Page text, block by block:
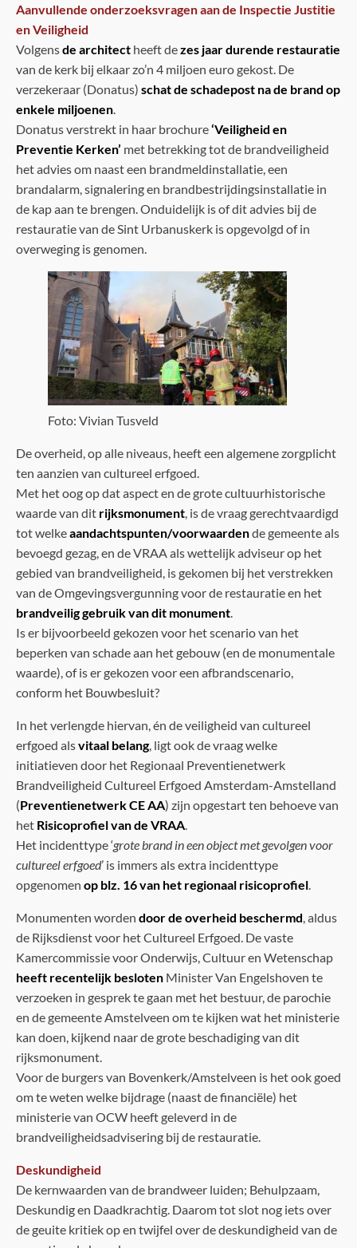
Aanvullende onderzoeksvragen aan de Inspectie Justitie
en Veiligheid
Volgensde architect heeft dezes jaar durende restauratie
van de kerk bij elkaar zo’n 4 miljoen euro gekost. De
verzekeraar (Donatus) schat de schadepost na de brand op
enkele miljoenen.
Donatus verstrekt in haar brochure‘Veiligheid en
Preventie Kerken’ met betrekking tot de brandveiligheid
het advies om naast een brandmeldinstallatie, een
brandalarm, signalering en brandbestrijdingsinstallatie in
de kap aan te brengen. Onduidelijk is of dit advies bij de
restauratie van de Sint Urbanuskerk is opgevolgd of in
overweging is genomen.
Foto: Vivian Tusveld
De overheid, op alle niveaus, heeft een algemene zorgplicht
ten aanzien van cultureel erfgoed.
Met het oog op dat aspect en de grote cultuurhistorische
waarde van dit rijksmonument, is de vraag gerechtvaardigd
tot welkeaandachtspunten/voorwaardende gemeente als
bevoegd gezag, en de VRAA als wettelijk adviseur op het
gebied van brandveiligheid, is gekomen bij het verstrekken
van de Omgevingsvergunning voor de restauratie en het
brandveilig gebruik van dit monument.
Is er bijvoorbeeld gekozen voor het scenario van het
beperken van schade aan het gebouw (en de monumentale
waarde), of is er gekozen voor een afbrandscenario,
conform het Bouwbesluit?
In het verlengde hiervan, én de veiligheid van cultureel
erfgoed alsvitaal belang, ligt ook de vraag welke
initiatieven door het Regionaal Preventienetwerk
Brandveiligheid Cultureel Erfgoed Amsterdam-Amstelland
(Preventienetwerk CE AA) zijn opgestart ten behoeve van
het Risicoprofiel van de VRAA.
Het incidenttype ‘grote brand in een object met gevolgen voor
cultureel erfgoed’ is immers als extra incidenttype
opgenomen op blz. 16 van het regionaal risicoprofiel.
Monumenten worden door de overheid beschermd, aldus
de Rijksdienst voor het Cultureel Erfgoed. De vaste
Kamercommissie voor Onderwijs, Cultuur en Wetenschap
heeft recentelijk besloten Minister Van Engelshoven te
verzoeken in gesprek te gaan met het bestuur, de parochie
en de gemeente Amstelveen om te kijken wat het ministerie
kan doen, kijkend naar de grote beschadiging van dit
rijksmonument.
Voor de burgers van Bovenkerk/Amstelveen is het ook goed
om te weten welke bijdrage (naast de financiële) het
ministerie van OCW heeft geleverd in de
brandveiligheidsadvisering bij de restauratie.
Deskundigheid
De kernwaarden van de brandweer luiden; Behulpzaam,
Deskundig en Daadkrachtig. Daarom tot slot nog iets over
de geuite kritiek op en twijfel over de deskundigheid van de